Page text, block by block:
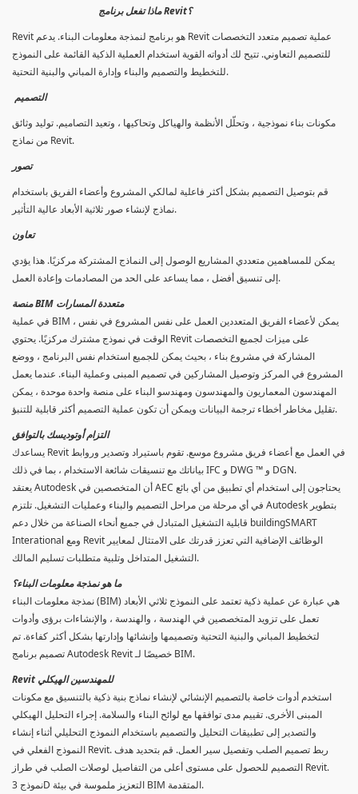
ماذا تفعل برنامج Revit؟
Revit هو برنامج لنمذجة معلومات البناء. يدعم Revit عملية تصميم متعدد التخصصات
للتصميم التعاوني. تتيح لك أدواته القوية استخدام العملية الذكية القائمة على النموذج
للتخطيط والتصميم والبناء وإدارة المباني والبنية التحتية.
التصميم
مكونات بناء نموذجية ، وتحلّل الأنظمة والهياكل وتحاكيها ، وتعيد التصاميم. توليد وثائق
من نماذج Revit.
تصور
قم بتوصيل التصميم بشكل أكثر فاعلية لمالكي المشروع وأعضاء الفريق باستخدام
نماذج لإنشاء صور ثلاثية الأبعاد عالية التأثير.
تعاون
يمكن للمساهمين متعددي المشاريع الوصول إلى النماذج المشتركة مركزيًا. هذا يؤدي
إلى تنسيق أفضل ، مما يساعد على الحد من المصادمات وإعادة العمل.
منصة BIM متعددة المسارات
في عملية BIM ، يمكن لأعضاء الفريق المتعددين العمل على نفس المشروع في نفس
الوقت في نموذج مشترك مركزيًا. يحتوي Revit على ميزات لجميع التخصصات
المشاركة في مشروع بناء ، بحيث يمكن للجميع استخدام نفس البرنامج ، ووضع
المشروع في المركز وتوصيل المشاركين في تصميم المبنى وعملية البناء. عندما يعمل
المهندسون المعماريون والمهندسون ومهندسو البناء على منصة واحدة موحدة ، يمكن
تقليل مخاطر أخطاء ترجمة البيانات ويمكن أن تكون عملية التصميم أكثر قابلية للتنبؤ.
التزام أوتوديسك بالتوافق
يساعدك Revit في العمل مع أعضاء فريق مشروع موسع. تقوم باستيراد وتصدير وروابط
بياناتك مع تنسيقات شائعة الاستخدام ، بما في ذلك IFC و DWG ™ و DGN.
يعتقد Autodesk أن المتخصصين في AEC يحتاجون إلى استخدام أي تطبيق من أي بائع
في أي مرحلة من مراحل التصميم والبناء وعمليات التشغيل. تلتزم Autodesk بتطوير
قابلية التشغيل المتبادل في جميع أنحاء الصناعة من خلال دعم buildingSMART
Interational ومع Revit الوظائف الإضافية التي تعزز قدرتك على الامتثال لمعايير
التشغيل المتداخل وتلبية متطلبات تسليم المالك.
ما هو نمذجة معلومات البناء؟
نمذجة معلومات البناء (BIM) هي عبارة عن عملية ذكية تعتمد على النموذج ثلاثي الأبعاد
تعمل على تزويد المتخصصين في الهندسة ، والهندسة ، والإنشاءات برؤى وأدوات
لتخطيط المباني والبنية التحتية وتصميمها وإنشائها وإدارتها بشكل أكثر كفاءة. تم
تصميم برنامج Autodesk Revit خصيصًا لـ BIM.
Revit للمهندسين الهيكلي
استخدم أدوات خاصة بالتصميم الإنشائي لإنشاء نماذج بنية ذكية بالتنسيق مع مكونات
المبنى الأخرى. تقييم مدى توافقها مع لوائح البناء والسلامة. إجراء التحليل الهيكلي
والتصدير إلى تطبيقات التحليل والتصميم باستخدام النموذج التحليلي أثناء إنشاء
النموذج الفعلي في Revit. ربط تصميم الصلب وتفصيل سير العمل. قم بتحديد هدف
التصميم للحصول على مستوى أعلى من التفاصيل لوصلات الصلب في طراز Revit.
نموذج 3D التعزيز ملموسة في بيئة BIM المتقدمة.